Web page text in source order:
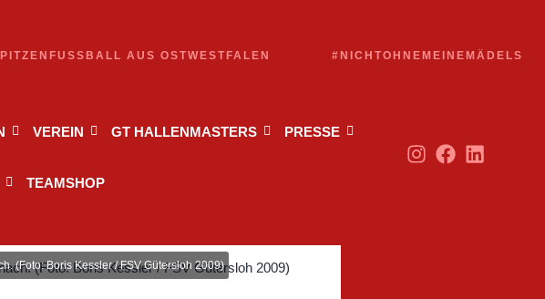
AUS OSTWESTFALEN #NICHTOHNEMEINEMÄDELS
VEREIN GT HALLENMASTERS PRESSE
TEAMSHOP
(Foto: Boris Kessler / FSV Gütersloh 2009)